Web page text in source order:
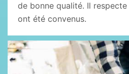
de bonne qualité. Il
ont été convenus.